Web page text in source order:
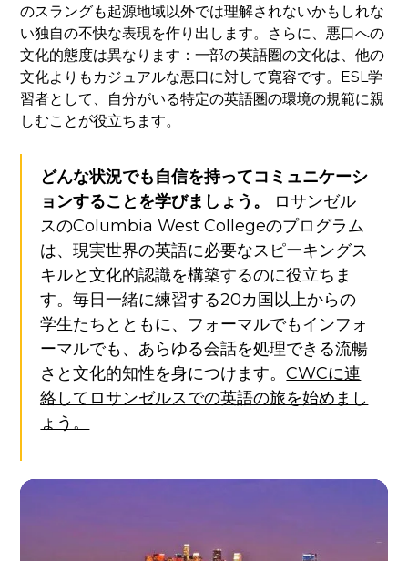
のスラングも起源地域以外では理解されないかもしれな
い独自の不快な表現を作り出します。さらに、悪口への
文化的態度は異なります：一部の英語圏の文化は、他の
文化よりもカジュアルな悪口に対して寛容です。ESL学
習者として、自分がいる特定の英語圏の環境の規範に親
しむことが役立ちます。
どんな状況でも自信を持ってコミュニケーシ
ョンすることを学びましょう。
ロサンゼル
スのColumbia West Collegeのプログラム
は、現実世界の英語に必要なスピーキングス
キルと文化的認識を構築するのに役立ちま
す。毎日一緒に練習する20カ国以上からの
学生たちとともに、フォーマルでもインフォ
ーマルでも、あらゆる会話を処理できる流暢
さと文化的知性を身につけます。CWCに連
絡してロサンゼルスでの英語の旅を始めまし
ょう。